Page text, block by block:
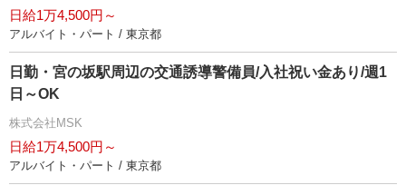
日給1万4,500円～
アルバイト・パート / 東京都
日勤・宮の坂駅周辺の交通誘導警備員/入社祝い金あり/週1
日～OK
株式会社MSK
日給1万4,500円～
アルバイト・パート / 東京都